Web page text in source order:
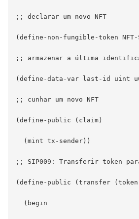
;; declarar um novo NFT
(define-non-fungible-token NFT-
;; armazenar a última
(define-data-var last-id uint
;; cunhar um novo NFT
(define-public (claim)
  (mint tx-sender))
;; SIP009: Transferir token
(define-public (transfer
  (begin